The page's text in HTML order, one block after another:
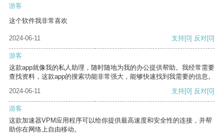
游客
这个软件我非常喜欢
2024-06-11 支持[0] 反对[0]
游客
这款app就像我的私人助理，随时随地为我的办公提供帮助。我经常需要
查找资料，这款app的搜索功能非常强大，能够快速找到我需要的信息。
2024-06-11
支持[0] 反对[0]
游客
这款加速器VPM应用程序可以给你提供最高速度和安全性的连接，并帮
助你在网络上自由移动。